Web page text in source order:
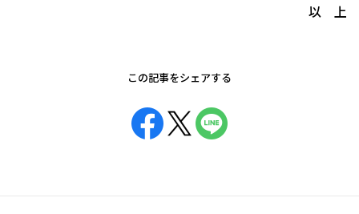
以 上
この記事をシェアする